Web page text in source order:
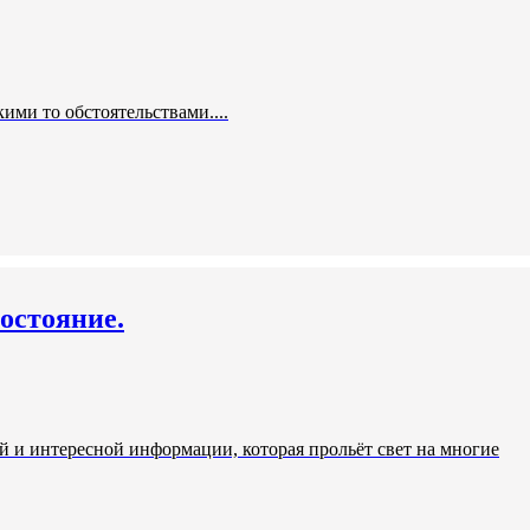
то обстоятельствами....
интересной информации, которая прольёт свет на многие